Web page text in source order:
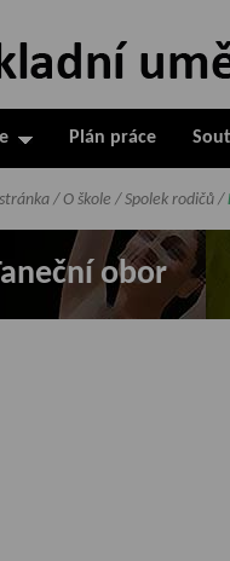
Plán práce
obor
/ O škole / Spolek rodičů /